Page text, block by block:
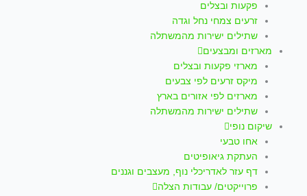
פקעות ובצלים
זרעים צמחי נחל וגדה
שתילים ישירות מהמשתלה
מארזים ומבצעים
מארזי פקעות ובצלים
מיקס זרעים לפי צבעים
מארזים לפי אזורים בארץ
שתילים ישירות מהמשתלה
שיקום נופי
אחו טבעי
העתקת גיאופיטים
דף עזר לאדריכלי נוף, מעצבים וגננים
פרוייקטים/ עבודות הצלה